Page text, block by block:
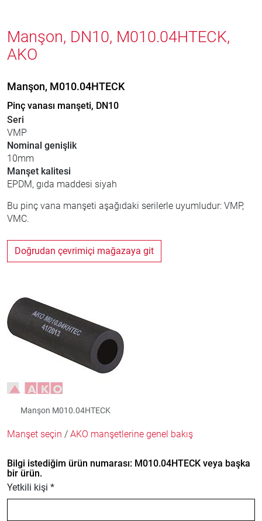
Manşon, DN10, M010.04HTECK,
AKO
Manşon, M010.04HTECK
Pinç vanası manşeti, DN10
Seri
VMP
Nominal genişlik
10mm
Manşet kalitesi
EPDM, gıda maddesi siyah
Bu pinç vana manşeti aşağıdaki serilerle uyumludur: VMP,
VMC.
Doğrudan çevrimiçi mağazaya git
Manşon M010.04HTECK
Manşet seçin / AKO manşetlerine genel bakış
Bilgi istediğim ürün numarası: M010.04HTECK veya başka
bir ürün.
Yetkili kişi *